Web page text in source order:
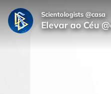
Scientologists @casa
Elevar ao Céu